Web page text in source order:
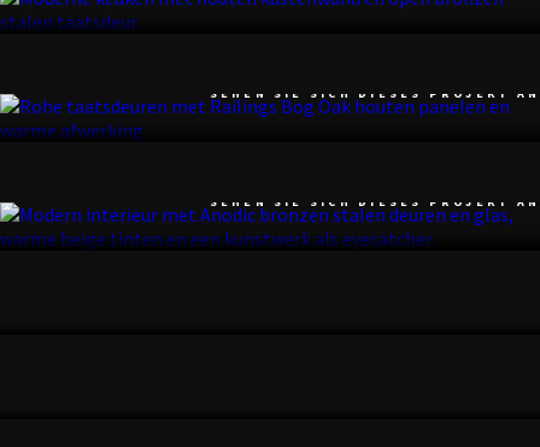
SEHEN SIE SICH DIESES PROJEKT AN
SEHEN SIE SICH DIESES PROJEKT AN
ARNHEM